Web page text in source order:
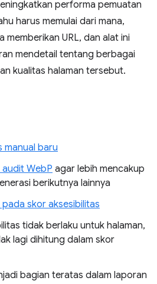
performa pemuatan
harus memulai dari mana,
memberikan URL, dan alat ini
mendetail tentang berbagai
kualitas halaman tersebut.
manual baru
WebP agar lebih mencakup
berikutnya lainnya
skor aksesibilitas
tidak berlaku untuk halaman,
lagi dihitung dalam skor
bagian teratas dalam laporan